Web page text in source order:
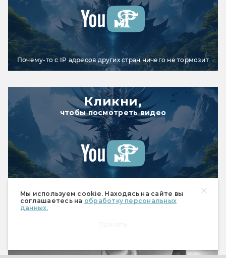
Мы используем cookie. Находясь на сайте вы
соглашаетесь на обработку персональных
данных.
Почему-то с IP адресов других стран ничего не тормозит
Кликни,
чтобы посмотреть видео
Почему-то с IP адресов других стран ничего не тормозит